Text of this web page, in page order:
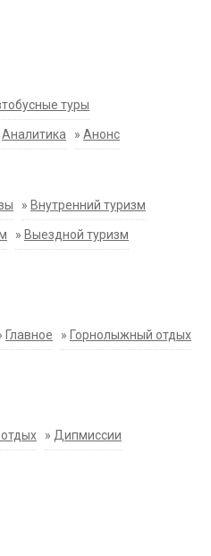
туры
Аналитика » Анонс
» Внутренний туризм
» Выездной туризм
Главное » Горнолыжный отдых
» Дипмиссии